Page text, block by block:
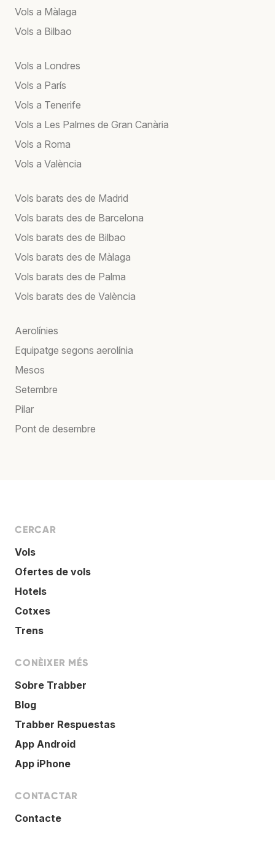
Vols a Màlaga
Vols a Bilbao
Vols a Londres
Vols a París
Vols a Tenerife
Vols a Les Palmes de Gran Canària
Vols a Roma
Vols a València
Vols barats des de Madrid
Vols barats des de Barcelona
Vols barats des de Bilbao
Vols barats des de Màlaga
Vols barats des de Palma
Vols barats des de València
Aerolínies
Equipatge segons aerolínia
Mesos
Setembre
Pilar
Pont de desembre
CERCAR
Vols
Ofertes de vols
Hotels
Cotxes
Trens
CONÈIXER MÉS
Sobre Trabber
Blog
Trabber Respuestas
App Android
App iPhone
CONTACTAR
Contacte